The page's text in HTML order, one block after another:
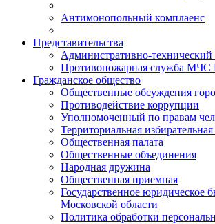
Антимонопольный комплаенс
Представительства
Административно-технический
Противопожарная служба МЧС
Гражданское общество
Общественные обсуждения
Противодействие коррупции
Уполномоченный по правам
Территориальная
Общественная палата
Общественные объединения
Народная дружина
Общественная приемная
Государственное юридическое
Московской области
Политика обработки